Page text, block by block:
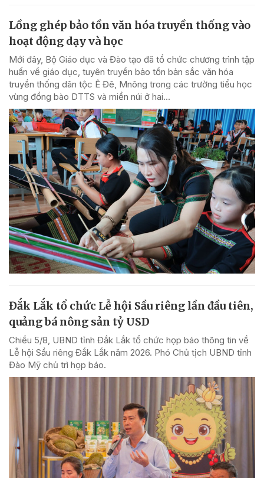
Lồng ghép bảo tồn văn hóa truyền thống vào
hoạt động dạy và học
Mới đây, Bộ Giáo dục và Đào tạo đã tổ chức chương trình tập
huấn về giáo dục, tuyên truyền bảo tồn bản sắc văn hóa
truyền thống dân tộc Ê Đê, Mnông trong các trường tiểu học
vùng đồng bào DTTS và miền núi ở hai...
Đắk Lắk tổ chức Lễ hội Sầu riêng lần đầu tiên,
quảng bá nông sản tỷ USD
Chiều 5/8, UBND tỉnh Đắk Lắk tổ chức họp báo thông tin về
Lễ hội Sầu riêng Đắk Lắk năm 2026. Phó Chủ tịch UBND tỉnh
Đào Mỹ chủ trì họp báo.